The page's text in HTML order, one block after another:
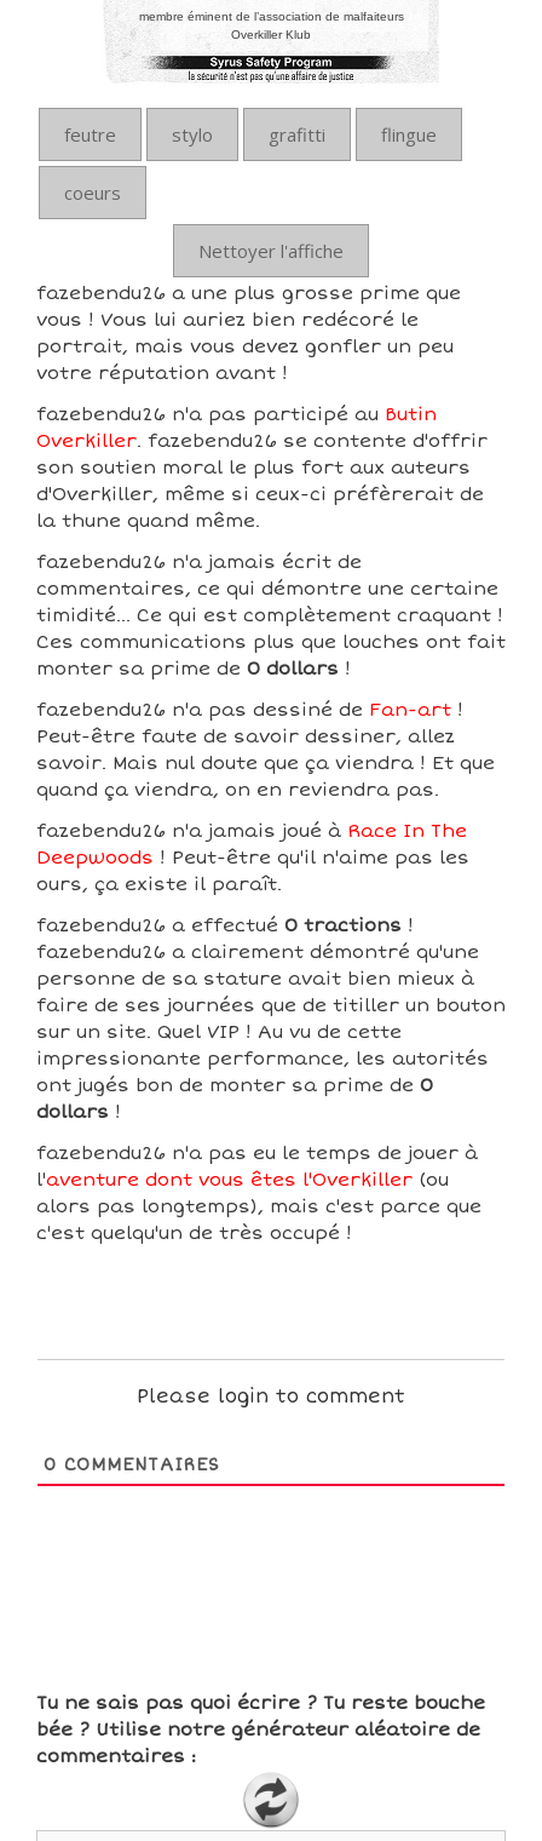
membre éminent de l’association de malfaiteurs
Overkiller Klub
feutre stylo grafitti flingue
coeurs
Nettoyer l'affiche
fazebendu26 a une plus grosse prime que
vous ! Vous lui auriez bien redécoré le
portrait, mais vous devez gonfler un peu
votre réputation avant !
fazebendu26 n'a pas participé au Butin
Overkiller. fazebendu26 se contente d'offrir
son soutien moral le plus fort aux auteurs
d'Overkiller, même si ceux-ci préfèrerait de
la thune quand même.
fazebendu26 n'a jamais écrit de
commentaires, ce qui démontre une certaine
timidité... Ce qui est complètement craquant !
Ces communications plus que louches ont fait
monter sa prime de 0 dollars !
fazebendu26 n'a pas dessiné de Fan-art !
Peut-être faute de savoir dessiner, allez
savoir. Mais nul doute que ça viendra ! Et que
quand ça viendra, on en reviendra pas.
fazebendu26 n'a jamais joué à Race In The
Deepwoods ! Peut-être qu'il n'aime pas les
ours, ça existe il paraît.
fazebendu26 a effectué 0 tractions !
fazebendu26 a clairement démontré qu'une
personne de sa stature avait bien mieux à
faire de ses journées que de titiller un bouton
sur un site. Quel VIP ! Au vu de cette
impressionante performance, les autorités
ont jugés bon de monter sa prime de 0
dollars !
fazebendu26 n'a pas eu le temps de jouer à
l'aventure dont vous êtes l'Overkiller (ou
alors pas longtemps), mais c'est parce que
c'est quelqu'un de très occupé !
Please login to comment
0 COMMENTAIRES
Tu ne sais pas quoi écrire ? Tu reste bouche
bée ? Utilise notre générateur aléatoire de
commentaires :